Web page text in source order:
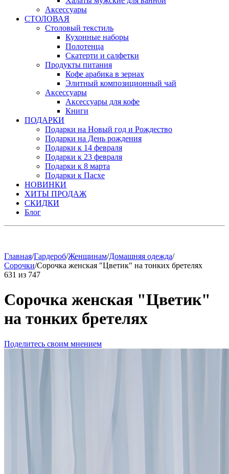
Аксессуары
СТОЛОВАЯ
Столовый текстиль
Кухонные наборы
Полотенца
Скатерти и салфетки
Продукты питания
Кофе арабика в зернах
Элитный композиционный чай
Аксессуары
Аксессуары для кофе
Книги
ПОДАРКИ
Подарки на Новый год и Рождество
Подарки на День рождения
Подарки к 14 февраля
Подарки к 23 февраля
Подарки к 8 марта
Подарки к Пасхе
НОВИНКИ
ХИТЫ ПРОДАЖ
СКИДКИ
Блог
Главная/Гардероб/Женщинам/Домашняя одежда/
Сорочки/Сорочка женская "Цветик" на тонких бретелях
631 из 747
Сорочка женская "Цветик"
на тонких бретелях
Поделитесь своим мнением